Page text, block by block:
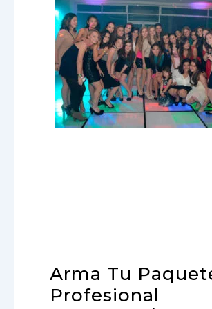
Arma Tu
Profesional